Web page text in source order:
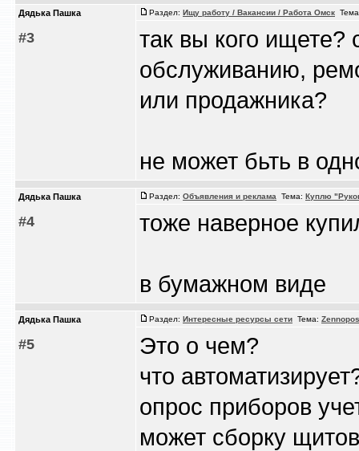
Дядька Пашка
#3
Раздел: Ищу работу / Вакансии / Работа Омск
так вы кого ищете?
обслуживанию,
или продажника?
не может бьть в
Дядька Пашка
#4
Раздел: Объявления и реклама Тема: Куплю
тоже наверное
в бумажном виде
Дядька Пашка
#5
Раздел: Интересные ресурсы сети Тема:
Это о чем?
что
опрос приборов
может сборку